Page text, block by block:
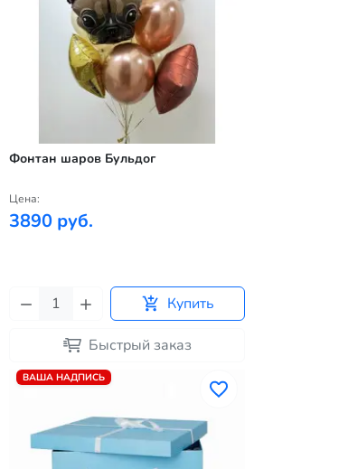
Фонтан шаров Бульдог
Цена:
3890 руб.
Купить
Быстрый заказ
ВАША НАДПИСЬ